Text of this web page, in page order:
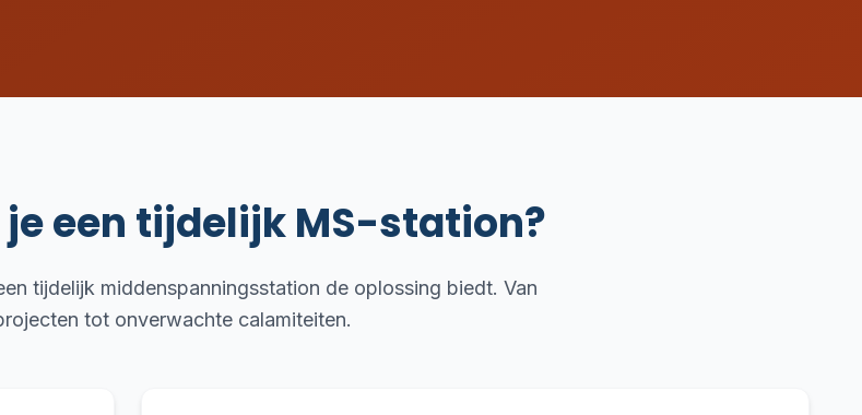
een tijdelijk MS-station?
tijdelijk middenspanningsstation de oplossing biedt. Van
tot onverwachte calamiteiten.